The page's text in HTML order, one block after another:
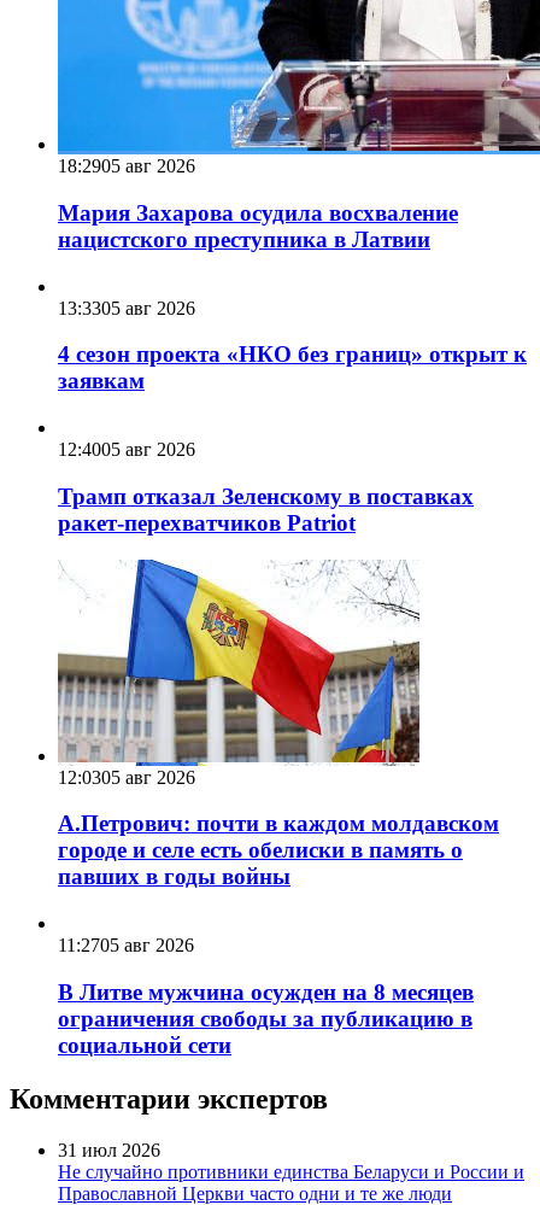
18:2905 авг 2026
Мария Захарова осудила восхваление
нацистского преступника в Латвии
13:3305 авг 2026
4 сезон проекта «НКО без границ» открыт к
заявкам
12:4005 авг 2026
Трамп отказал Зеленскому в поставках
ракет-перехватчиков Patriot
12:0305 авг 2026
А.Петрович: почти в каждом молдавском
городе и селе есть обелиски в память о
павших в годы войны
11:2705 авг 2026
В Литве мужчина осужден на 8 месяцев
ограничения свободы за публикацию в
социальной сети
Комментарии экспертов
31 июл 2026
Не случайно противники единства Беларуси и России и
Православной Церкви часто одни и те же люди